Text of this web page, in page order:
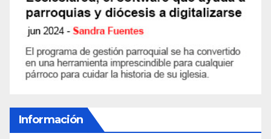
Información